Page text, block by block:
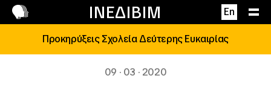
ΙΝΕΔΙΒΙΜ En
Επικοινωνία
Προκηρύξεις Σχολεία Δεύτερης Ευκαιρίας
09 · 03 · 2020